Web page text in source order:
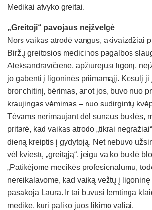
Medikai atvyko greitai.
„Greitoji“ pavojaus neįžvelgė
Nors vaikas atrodė vangus, akivaizdžiai
Biržų greitosios medicinos pagalbos
Aleksandravičienė, apžiūrėjusi ligonį,
jo gabenti į ligoninės priimamąjį. Kosulį ji
bronchitinį, bėrimas, anot jos, buvo nuo
kraujingas vėmimas – nuo sudirgintų
Tėvams nerimaujant dėl sūnaus būklės,
pritarė, kad vaikas atrodo „tikrai
dieną kreiptis į gydytoją. Net nebuvo
vėl kviestų „greitąją“, jeigu vaiko būklė
„Patikėjome medikės profesionalumu,
nereikalavome, kad vaiką vežtų į ligoninę
pasakoja Laura. Ir tai buvusi lemtinga
medike, kuri paliko juos likimo valiai.